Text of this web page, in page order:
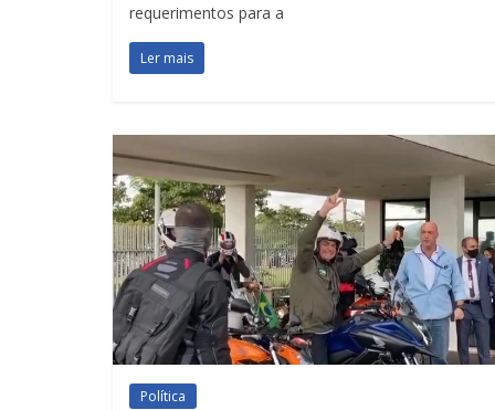
requerimentos para a
Ler mais
Política